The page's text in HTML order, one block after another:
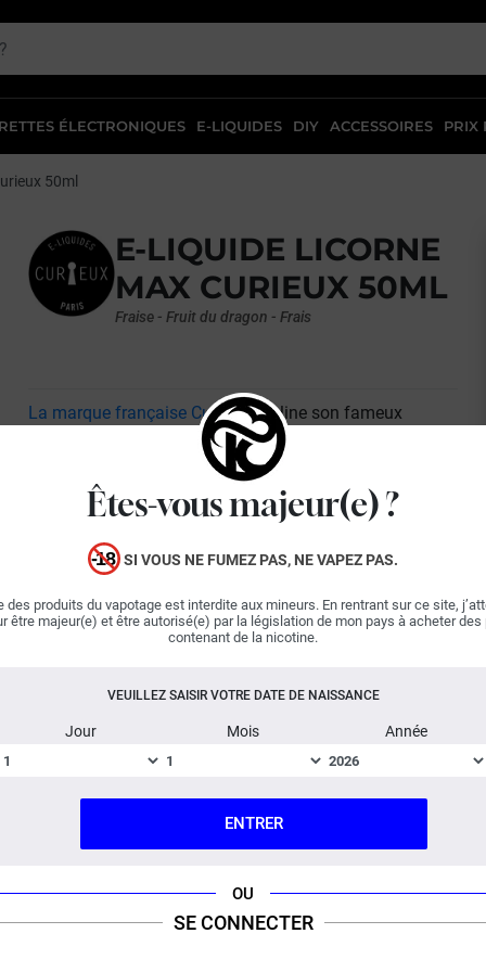
Êtes-vous majeur(e) ?
SI VOUS NE FUMEZ PAS, NE VAPEZ PAS.
des produits du vapotage est interdite aux mineurs. En rentrant sur ce site,
être majeur(e) et être autorisé(e) par la législation de mon pays à acheter
contenant de la nicotine.
VEUILLEZ SAISIR VOTRE DATE DE NAISSANCE
Jour Mois Année
ENTRER
OU
SE CONNECTER
ÉLECTRONIQUES E-LIQUIDES DIY ACCESSOIRES PRIX
50ml
E-LIQUIDE LICORNE
MAX CURIEUX 50ML
Fraise - Fruit du dragon - Frais
La marque française Curieuxdécline son fameux
eliquide Licorne en version Max ! Encore plus frais et
plus fruité, ce liquide pour cigarettes électronique
reprend les saveurs de la recette originelle : desfraises
charnues et des
fruits du dragonaux notes exotiques. A
travers Licorne Max, le fabricant Curieux nous invite à
découvrir une préparation intensément fraîche et
fruitée.
FICHE TECHNIQUE QUESTION / RÉPONSE